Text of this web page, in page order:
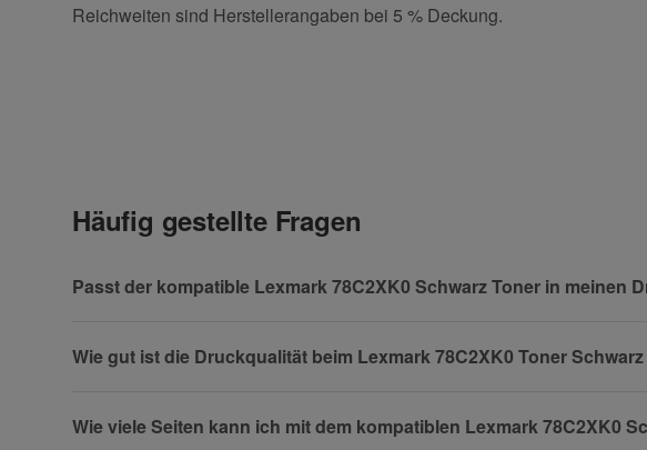
Reichweiten sind Herstellerangaben bei 5 % Deckung.
Häufig gestellte Fragen
Passt der kompatible Lexmark 78C2XK0 Schwarz Toner in meinen
Wie gut ist die Druckqualität beim Lexmark 78C2XK0 Toner
Wie viele Seiten kann ich mit dem kompatiblen Lexmark 78C2XK0